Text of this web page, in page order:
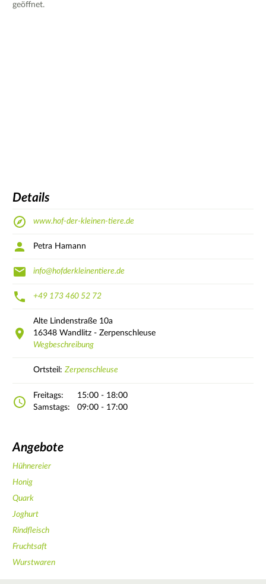
geöffnet.
Details
www.hof-der-kleinen-tiere.de
Petra Hamann
info@hofderkleinentiere.de
+49 173 460 52 72
Alte Lindenstraße 10a
16348 Wandlitz - Zerpenschleuse
Wegbeschreibung
Ortsteil: Zerpenschleuse
Freitags:
15:00 - 18:00
Samstags:
09:00 - 17:00
Angebote
Hühnereier
Honig
Quark
Joghurt
Rindfleisch
Fruchtsaft
Wurstwaren